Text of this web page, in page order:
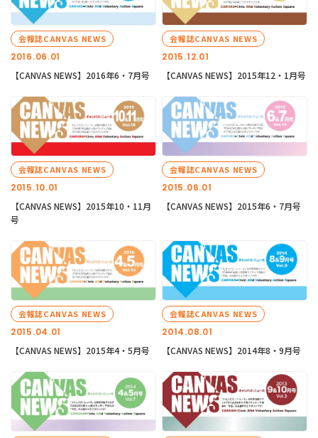
2016.06.01
会報誌CANVAS NEWS
【CANVAS NEWS】2016年6・7月号
2015.12.01
会報誌CANVAS NEWS
【CANVAS NEWS】2015年12・1月号
2015.10.01
会報誌CANVAS NEWS
【CANVAS NEWS】2015年10・11月
号
2015.06.01
会報誌CANVAS NEWS
【CANVAS NEWS】2015年6・7月号
2015.04.01
会報誌CANVAS NEWS
【CANVAS NEWS】2015年4・5月号
2014.08.01
会報誌CANVAS NEWS
【CANVAS NEWS】2014年8・9月号